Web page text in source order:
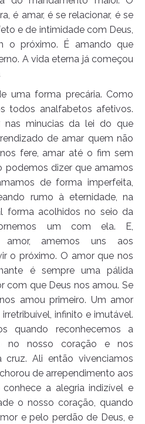
é amar, é se relacionar, é se
e de intimidade com Deus,
o próximo. É amando que
A vida eterna já começou
uma forma precária. Como
todos analfabetos afetivos.
nas minucias da lei do que
de amar quem não
fere, amar até o fim sem
podemos dizer que amamos
de forma imperfeita,
rumo à eternidade, na
forma acolhidos no seio da
um com ela. E,
amor, amemos uns aos
o próximo. O amor que nos
é sempre uma pálida
com que Deus nos amou. Se
amou primeiro. Um amor
infinito e imutável.
quando reconhecemos a
no nosso coração e nos
Ali então vivenciamos
de arrependimento aos
a alegria indizível e
o nosso coração, quando
e pelo perdão de Deus, e